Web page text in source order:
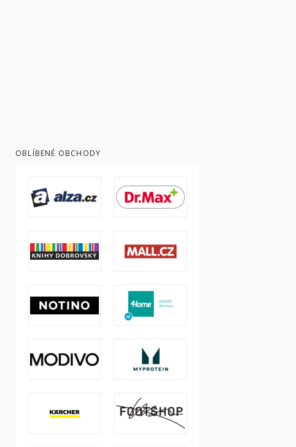
OBLÍBENÉ OBCHODY